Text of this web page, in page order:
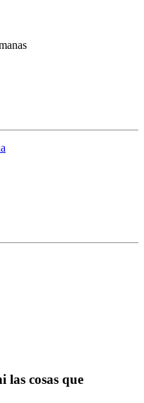
las cosas que